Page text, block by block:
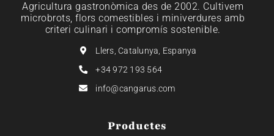
Agricultura gastronòmica des de 2002. Cultivem
microbrots, flors comestibles i miniverdures amb
criteri culinari i compromís sostenible.
Llers, Catalunya, Espanya
+34 972 193 564
info@cangarus.com
Productes